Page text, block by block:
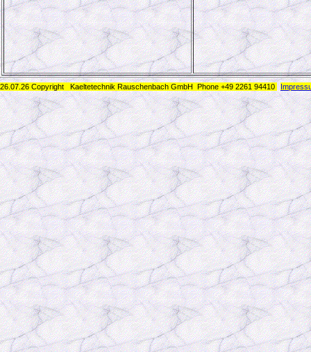
26.07.26 Copyright Kaeltetechnik Rauschenbach GmbH Phone +49 2261 94410